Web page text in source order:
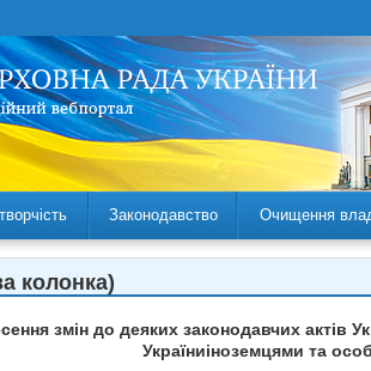
Законодавство Очищення
колонка)
змін до деяких законодавчих
Україниіноземцями та